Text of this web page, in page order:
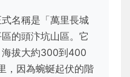
名稱是「萬里長城
的頭汴坑山區。它
拔大約300到400
，因為蜿蜒起伏的階